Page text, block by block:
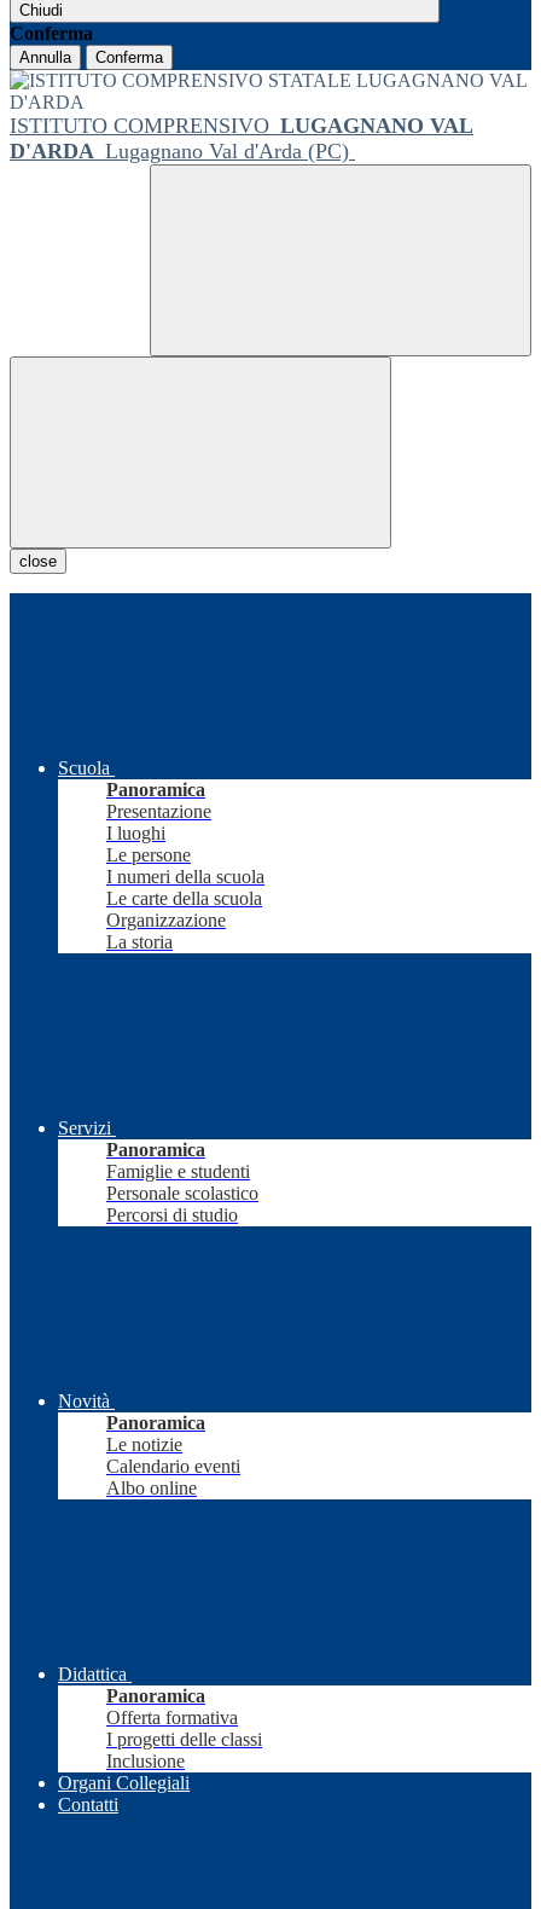
Chiudi
Conferma
Annulla Conferma
ISTITUTO COMPRENSIVO LUGAGNANO VAL
D'ARDA Lugagnano Val d'Arda (PC)
close
Scuola
Panoramica
Presentazione
I luoghi
Le persone
I numeri della scuola
Le carte della scuola
Organizzazione
La storia
Servizi
Panoramica
Famiglie e studenti
Personale scolastico
Percorsi di studio
Novità
Panoramica
Le notizie
Calendario eventi
Albo online
Didattica
Panoramica
Offerta formativa
I progetti delle classi
Inclusione
Organi Collegiali
Contatti